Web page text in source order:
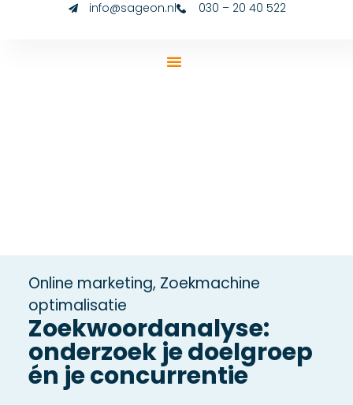
info@sageon.nl 030 – 20 40 522
Online marketing, Zoekmachine
optimalisatie
Zoekwoordanalyse:
onderzoek je doelgroep
én je concurrentie